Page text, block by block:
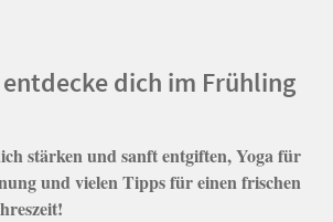
dich im Frühling
stärken und sanft entgiften, Yoga für
und vielen Tipps für einen frischen